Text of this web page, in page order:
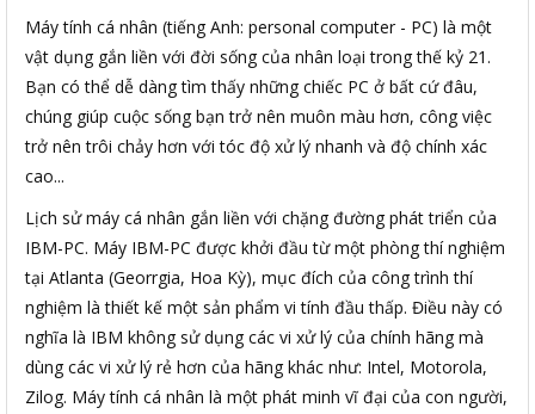
Máy tính cá nhân (tiếng Anh: personal computer - PC) là một
vật dụng gắn liền với đời sống của nhân loại trong thế kỷ 21.
Bạn có thể dễ dàng tìm thấy những chiếc PC ở bất cứ đâu,
chúng giúp cuộc sống bạn trở nên muôn màu hơn, công việc
trở nên trôi chảy hơn với tóc độ xử lý nhanh và độ chính xác
cao...
Lịch sử máy cá nhân gắn liền với chặng đường phát triển của
IBM-PC. Máy IBM-PC được khởi đầu từ một phòng thí nghiệm
tại Atlanta (Georrgia, Hoa Kỳ), mục đích của công trình thí
nghiệm là thiết kế một sản phẩm vi tính đầu thấp. Điều này có
nghĩa là IBM không sử dụng các vi xử lý của chính hãng mà
dùng các vi xử lý rẻ hơn của hãng khác như: Intel, Motorola,
Zilog. Máy tính cá nhân là một phát minh vĩ đại của con người,